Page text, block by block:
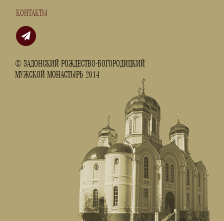
КОНТАКТЫ
© ЗАДОНСКИЙ РОЖДЕСТВО-БОГОРОДИЦКИЙ
МУЖСКОЙ МОНАСТЫРЬ 2014